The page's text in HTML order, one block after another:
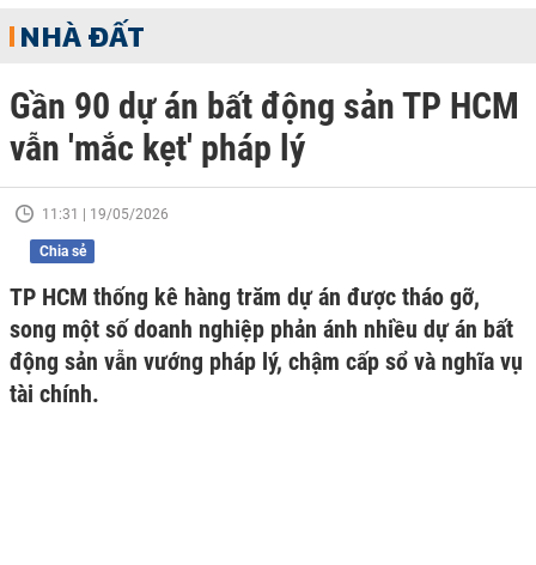
NHÀ ĐẤT
Gần 90 dự án bất động sản TP HCM
vẫn 'mắc kẹt' pháp lý
11:31 | 19/05/2026
Chia sẻ
TP HCM thống kê hàng trăm dự án được tháo gỡ,
song một số doanh nghiệp phản ánh nhiều dự án bất
động sản vẫn vướng pháp lý, chậm cấp sổ và nghĩa vụ
tài chính.